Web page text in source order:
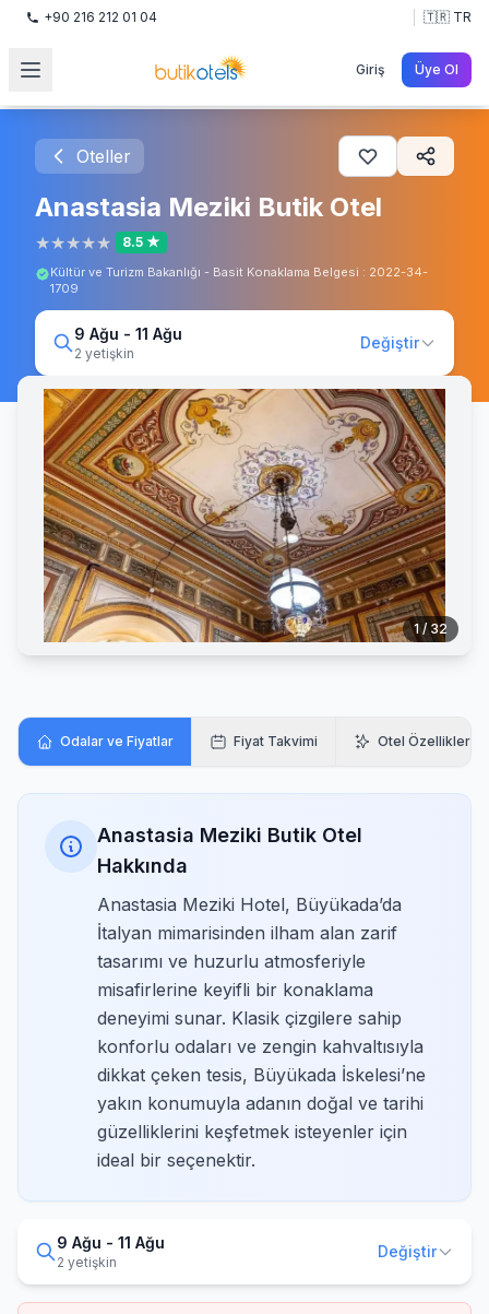
+90 216 212 01 04 🇹🇷 TR
Giriş Üye Ol
Oteller
Anastasia Meziki Butik Otel
★★★★★ 8.5 ★
Kültür ve Turizm Bakanlığı - Basit Konaklama Belgesi : 2022-34-
1709
9 Ağu - 11 Ağu
2 yetişkin
Değiştir
1 / 32
Odalar ve Fiyatlar Fiyat Takvimi Otel Özellikleri
Anastasia Meziki Butik Otel
Hakkında
Anastasia Meziki Hotel, Büyükada’da
İtalyan mimarisinden ilham alan zarif
tasarımı ve huzurlu atmosferiyle
misafirlerine keyifli bir konaklama
deneyimi sunar. Klasik çizgilere sahip
konforlu odaları ve zengin kahvaltısıyla
dikkat çeken tesis, Büyükada İskelesi’ne
yakın konumuyla adanın doğal ve tarihi
güzelliklerini keşfetmek isteyenler için
ideal bir seçenektir.
9 Ağu - 11 Ağu
2 yetişkin
Değiştir